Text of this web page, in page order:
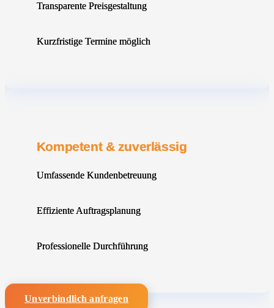
Transparente Preisgestaltung
Kurzfristige Termine möglich
Kompetent & zuverlässig
Umfassende Kundenbetreuung
Effiziente Auftragsplanung
Professionelle Durchführung
Unverbindlich anfragen